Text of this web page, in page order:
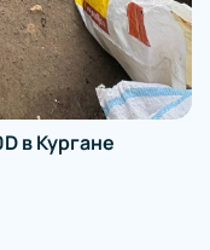
E92 в Кургане